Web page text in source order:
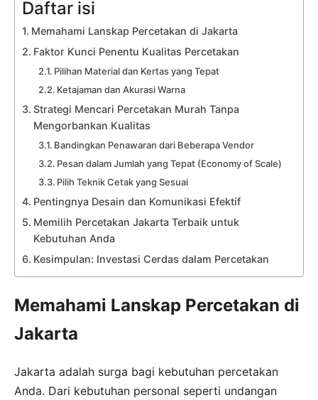
Daftar isi
Memahami Lanskap Percetakan di Jakarta
Faktor Kunci Penentu Kualitas Percetakan
Pilihan Material dan Kertas yang Tepat
Ketajaman dan Akurasi Warna
Strategi Mencari Percetakan Murah Tanpa
Mengorbankan Kualitas
Bandingkan Penawaran dari Beberapa Vendor
Pesan dalam Jumlah yang Tepat (Economy of Scale)
Pilih Teknik Cetak yang Sesuai
Pentingnya Desain dan Komunikasi Efektif
Memilih Percetakan Jakarta Terbaik untuk
Kebutuhan Anda
Kesimpulan: Investasi Cerdas dalam Percetakan
Memahami Lanskap Percetakan di
Jakarta
Jakarta adalah surga bagi kebutuhan percetakan
Anda. Dari kebutuhan personal seperti undangan